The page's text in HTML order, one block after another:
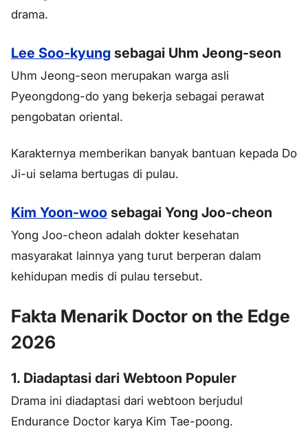
drama.
Lee Soo-kyung sebagai Uhm Jeong-seon
Uhm Jeong-seon merupakan warga asli
Pyeongdong-do yang bekerja sebagai perawat
pengobatan oriental.
Karakternya memberikan banyak bantuan kepada Do
Ji-ui selama bertugas di pulau.
Kim Yoon-woo sebagai Yong Joo-cheon
Yong Joo-cheon adalah dokter kesehatan
masyarakat lainnya yang turut berperan dalam
kehidupan medis di pulau tersebut.
Fakta Menarik Doctor on the Edge
2026
1. Diadaptasi dari Webtoon Populer
Drama ini diadaptasi dari webtoon berjudul
Endurance Doctor karya Kim Tae-poong.